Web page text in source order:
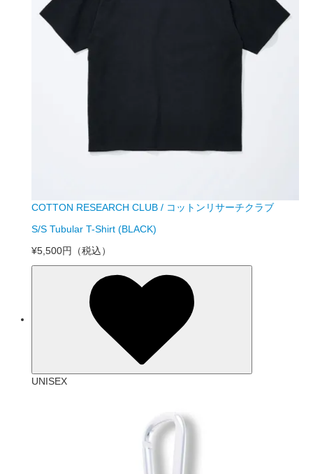
COTTON RESEARCH CLUB / コットンリサーチクラブ
S/S Tubular T-Shirt (BLACK)
¥5,500円
（税込）
UNISEX